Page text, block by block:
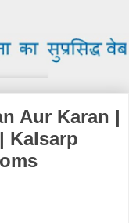
Aur Karan |
| Kalsarp